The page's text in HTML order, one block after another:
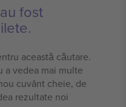
fost
această căutare.
a vedea mai multe
cuvânt cheie, de
rezultate noi